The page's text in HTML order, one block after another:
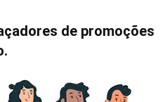
de promoções